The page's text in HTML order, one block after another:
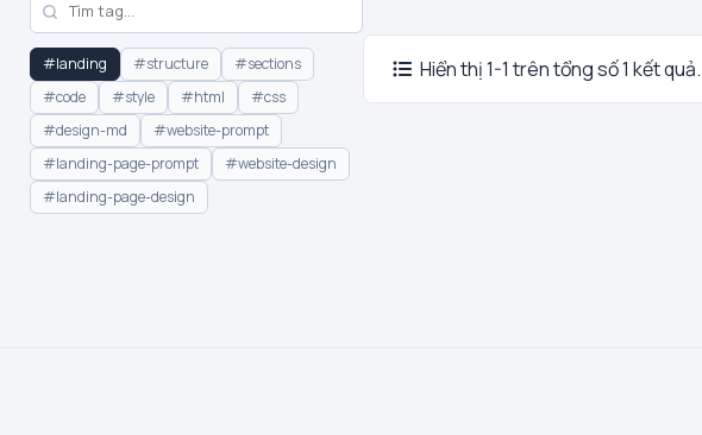
#landing #structure
#sections
#code
#style #html
#css
#design-md
#website-prompt
#landing-page-prompt
#website-design
#landing-page-design
3. **Social Proof**:
   - Testimonials từ khách
Hiển thị 1-1 trên tổng số 1 kết quả.